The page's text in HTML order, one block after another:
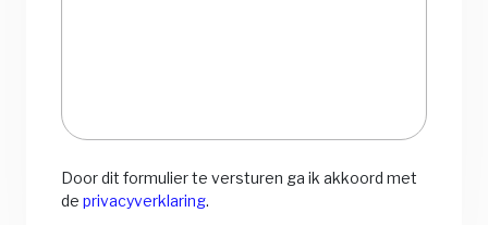
Door dit formulier te versturen ga ik akkoord met
de privacyverklaring.